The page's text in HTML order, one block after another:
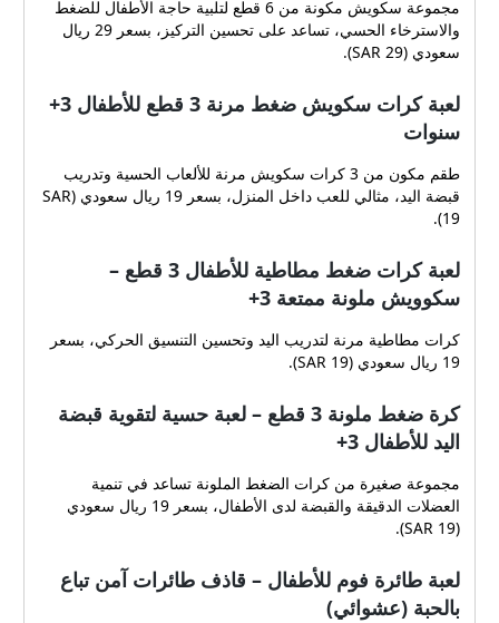
مجموعة سكويش مكونة من 6 قطع لتلبية حاجة الأطفال للضغط
والاسترخاء الحسي، تساعد على تحسين التركيز، بسعر 29 ريال
سعودي (SAR 29).
لعبة كرات سكويش ضغط مرنة 3 قطع للأطفال 3+
سنوات
طقم مكون من 3 كرات سكويش مرنة للألعاب الحسية وتدريب
قبضة اليد، مثالي للعب داخل المنزل، بسعر 19 ريال سعودي (SAR
19).
لعبة كرات ضغط مطاطية للأطفال 3 قطع –
سكوويش ملونة ممتعة 3+
كرات مطاطية مرنة لتدريب اليد وتحسين التنسيق الحركي، بسعر
19 ريال سعودي (SAR 19).
كرة ضغط ملونة 3 قطع – لعبة حسية لتقوية قبضة
اليد للأطفال 3+
مجموعة صغيرة من كرات الضغط الملونة تساعد في تنمية
العضلات الدقيقة والقبضة لدى الأطفال، بسعر 19 ريال سعودي
(SAR 19).
لعبة طائرة فوم للأطفال – قاذف طائرات آمن تباع
بالحبة (عشوائي)